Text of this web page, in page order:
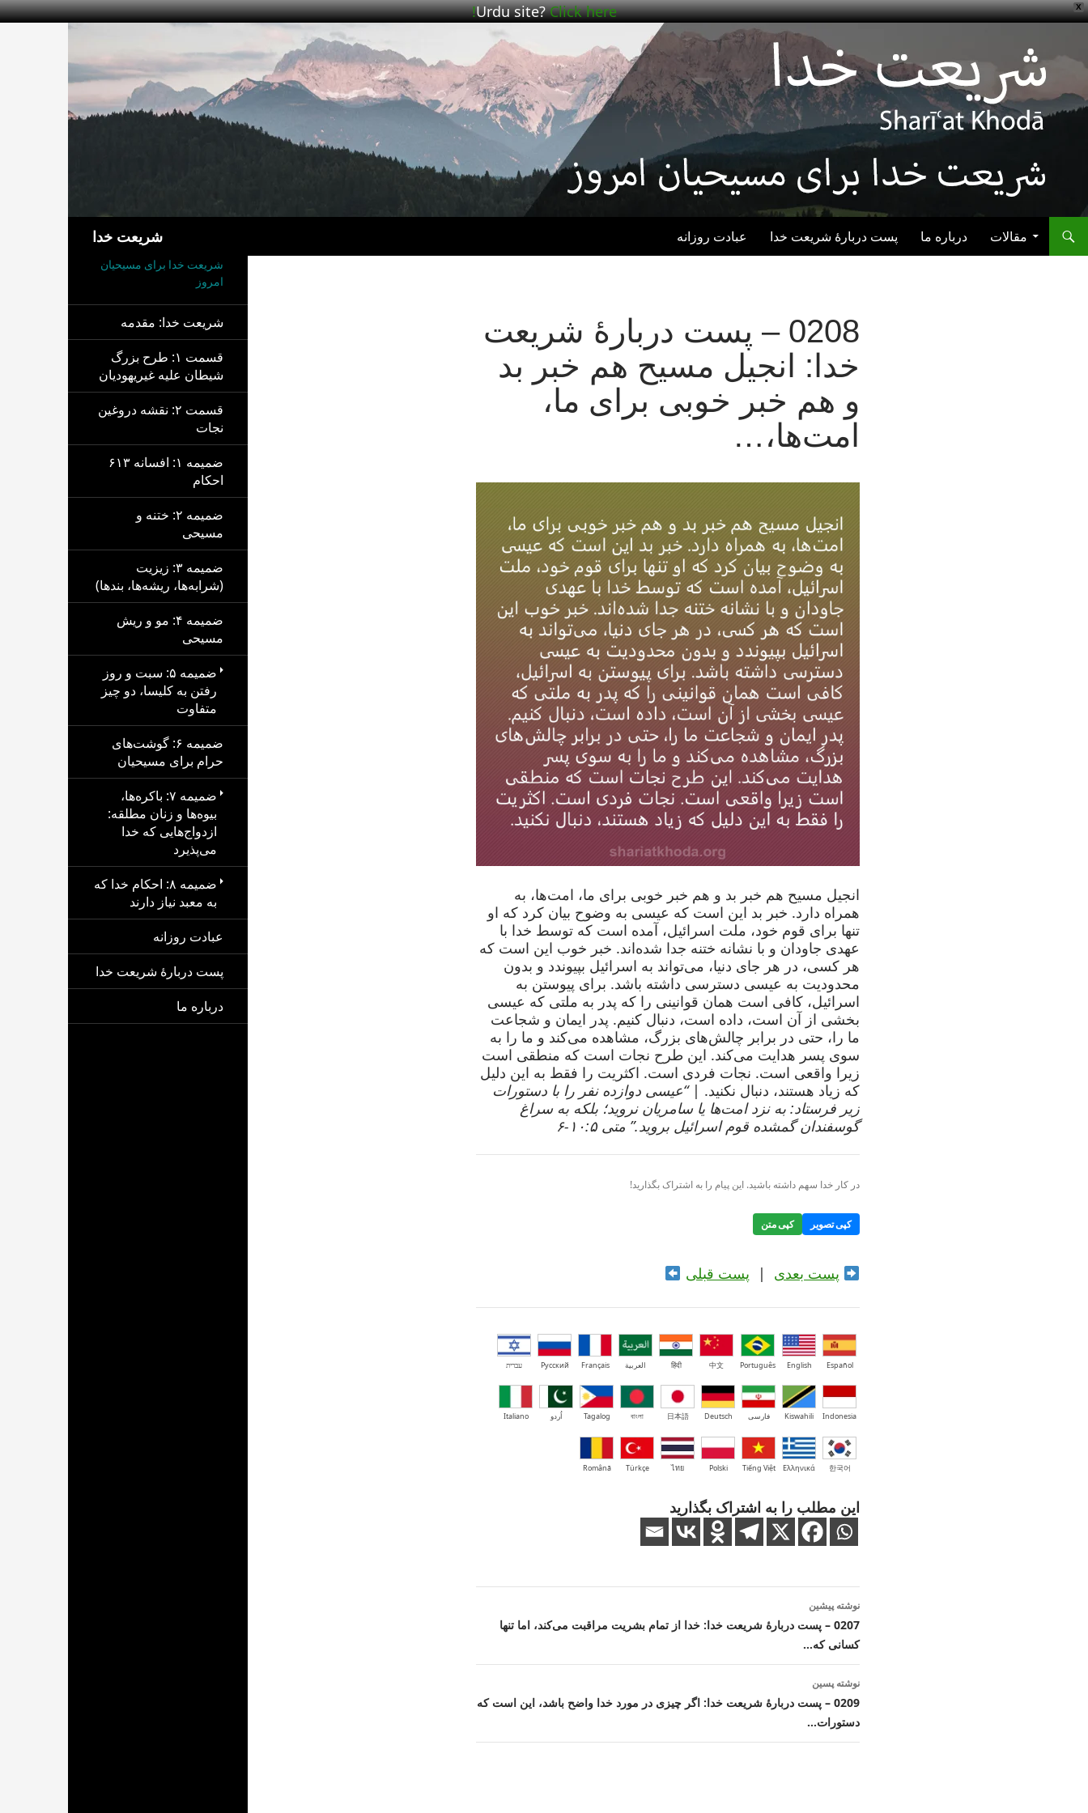
X
Urdu site?Click here!
شریعت خدا مقالات درباره ما پست دربارهٔ شریعت خدا عبادت روزانه
0208 – پست دربارهٔ شریعت
خدا: انجیل مسیح هم خبر بد
و هم خبر خوبی برای ما،
امت‌ها،…
انجیل مسیح هم خبر بد و هم خبر خوبی برای ما، امت‌ها، به
همراه دارد. خبر بد این است که عیسی به وضوح بیان کرد که او
تنها برای قوم خود، ملت اسرائیل، آمده است که توسط خدا با
عهدی جاودان و با نشانه ختنه جدا شده‌اند. خبر خوب این است که
هر کسی، در هر جای دنیا، می‌تواند به اسرائیل بپیوندد و بدون
محدودیت به عیسی دسترسی داشته باشد. برای پیوستن به
اسرائیل، کافی است همان قوانینی را که پدر به ملتی که عیسی
بخشی از آن است، داده است، دنبال کنیم. پدر ایمان و شجاعت
ما را، حتی در برابر چالش‌های بزرگ، مشاهده می‌کند و ما را به
سوی پسر هدایت می‌کند. این طرح نجات است که منطقی است
زیرا واقعی است. نجات فردی است. اکثریت را فقط به این دلیل
که زیاد هستند، دنبال نکنید. |“عیسی دوازده نفر را با دستورات
زیر فرستاد: به نزد امت‌ها یا سامریان نروید؛ بلکه به سراغ
گوسفندان گمشده قوم اسرائیل بروید.” متی ۱۰:۵-۶
در کار خدا سهم داشته باشید. این پیام را به اشتراک بگذارید!
کپی تصویر کپی متن
پست بعدی | پست قبلی
Español
English
Português
中文
हिंदी العربية Français
Русский עברית
Indonesia
Kiswahili فارسی Deutsch
日本語
বাংলা
Tagalog اُردو Italiano
한국어
Ελληνικά
Tiếng Việt
Polski
ไทย
Türkçe
Română
این مطلب را به اشتراک بگذارید
ناوبری
نوشته
نوشته پیشین
0207 – پست دربارهٔ شریعت خدا: خدا از تمام بشریت مراقبت می‌کند، اما تنها
کسانی که…
نوشته پسین
0209 – پست دربارهٔ شریعت خدا: اگر چیزی در مورد خدا واضح باشد، این است که
دستورات…
شریعت خدا برای مسیحیان
امروز
شریعت خدا: مقدمه
قسمت ۱: طرح بزرگ
شیطان علیه غیریهودیان
قسمت ۲: نقشه دروغین
نجات
ضمیمه ۱: افسانه ۶۱۳
احکام
ضمیمه ۲: ختنه و
مسیحی
ضمیمه ۳: زیزیت
(شرابه‌ها، ریشه‌ها، بندها)
ضمیمه ۴: مو و ریش
مسیحی
ضمیمه ۵: سبت و روز
رفتن به کلیسا، دو چیز
متفاوت
ضمیمه ۶: گوشت‌های
حرام برای مسیحیان
ضمیمه ۷: باکره‌ها،
بیوه‌ها و زنان مطلقه:
ازدواج‌هایی که خدا
می‌پذیرد
ضمیمه ۸: احکام خدا که
به معبد نیاز دارند
عبادت روزانه
پست دربارهٔ شریعت خدا
درباره ما